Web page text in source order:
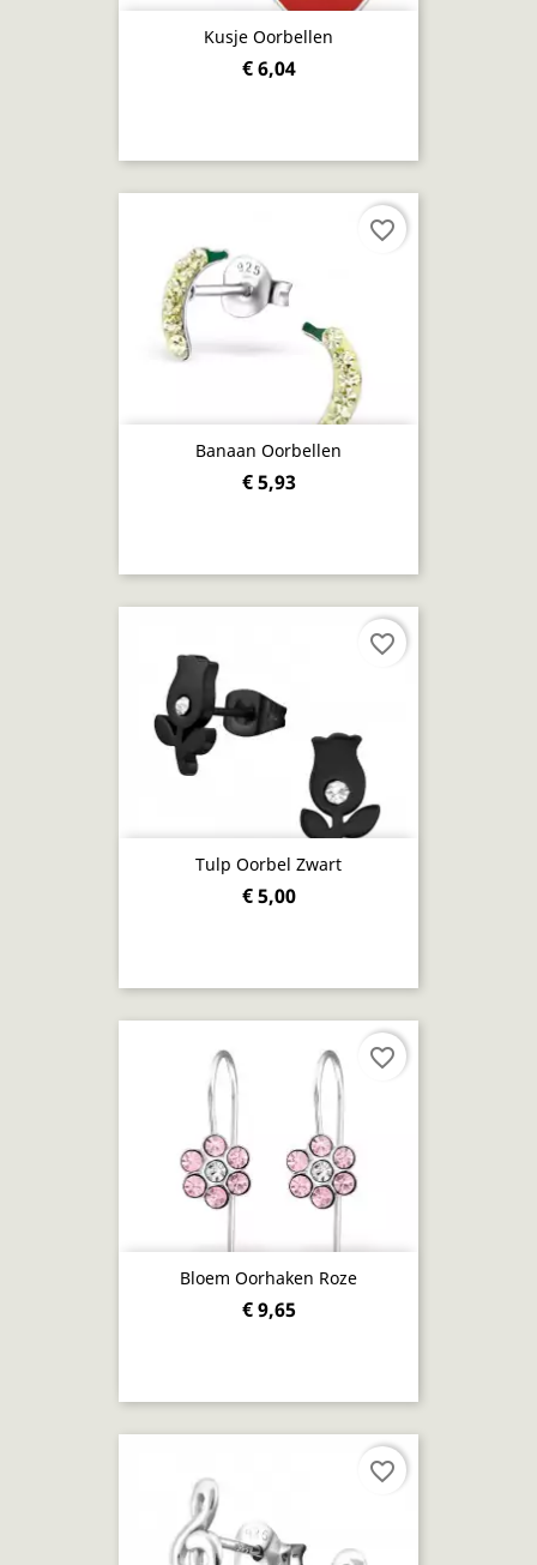
Kusje Oorbellen
€ 6,04
Banaan Oorbellen
€ 5,93
favorite_border
Tulp Oorbel Zwart
€ 5,00
favorite_border
Bloem Oorhaken Roze
€ 9,65
favorite_border
favorite_border